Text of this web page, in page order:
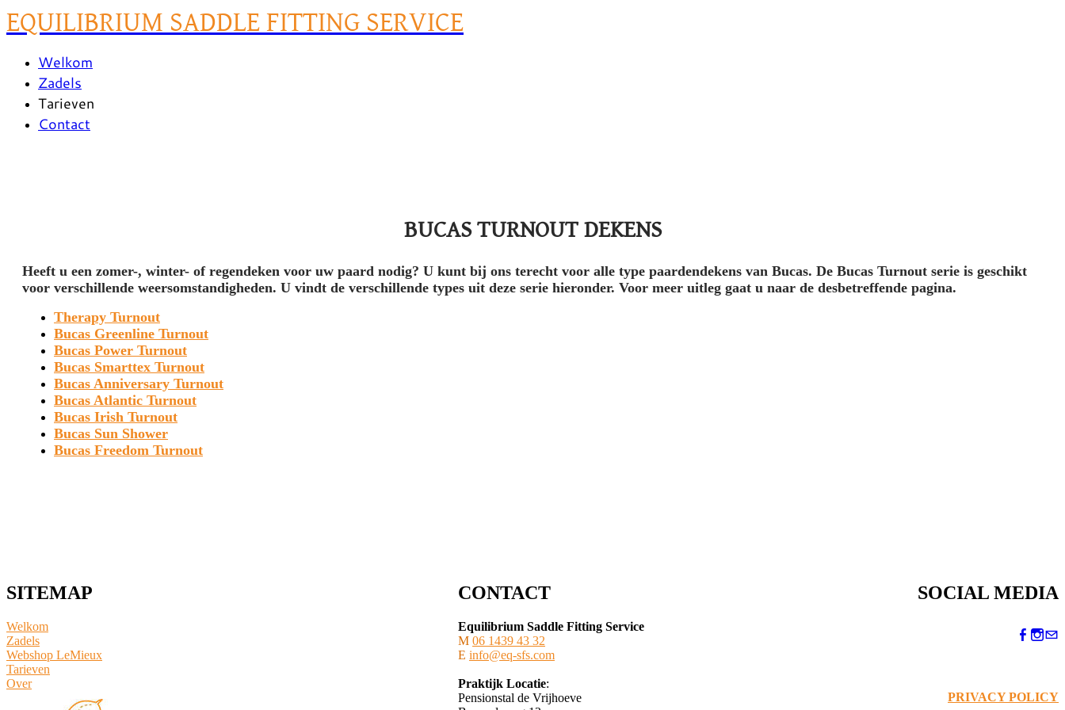
EQUILIBRIUM SADDLE FITTING SERVICE
Welkom
Zadels
Tarieven
Contact
BUCAS TURNOUT DEKENS
Heeft u een zomer-, winter- of regendeken voor uw paard nodig? U kunt bij ons terecht voor alle type paardendekens van Bucas. De Bucas Turnout serie is geschikt
voor verschillende weersomstandigheden. U vindt de verschillende types uit deze serie hieronder. Voor meer uitleg gaat u naar de desbetreffende pagina.
Therapy Turnout
Bucas Greenline Turnout
Bucas Power Turnout
Bucas Smarttex Turnout
Bucas Anniversary Turnout
Bucas Atlantic Turnout
Bucas Irish Turnout
Bucas Sun Shower
Bucas Freedom Turnout
SITEMAP
Welkom
Zadels
Webshop LeMieux
​Tarieven
Over
CONTACT
Equilibrium Saddle Fitting Service
M 06 1439 43 32
E info@eq-sfs.com
Praktijk Locatie:
Pensionstal de Vrijhoeve
SOCIAL MEDIA
PRIVACY POLICY